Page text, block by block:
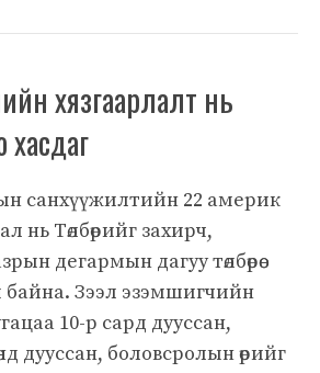
хязгаарлалт нь
хасдаг
санхүүжилтийн 22 америк
нь Төлбөрийг захирч,
дегармын дагуу төлбөрөө
Зээл эзэмшигчийн
10-р сард дууссан,
дууссан, боловсролын өрийг